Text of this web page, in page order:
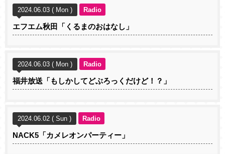
2024.06.03 ( Mon ) Radio
エフエム秋田「くるまのおはなし」
2024.06.03 ( Mon ) Radio
福井放送「もしかしてどぶろっくだけど！？」
2024.06.02 ( Sun ) Radio
NACK5「カメレオンパーティー」